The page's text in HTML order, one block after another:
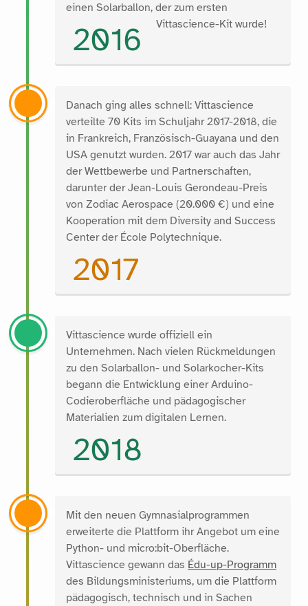
einen Solarballon, der zum ersten
Vittascience-Kit wurde!
2016
Danach ging alles schnell: Vittascience
verteilte 70 Kits im Schuljahr 2017-2018, die
in Frankreich, Französisch-Guayana und den
USA genutzt wurden. 2017 war auch das Jahr
der Wettbewerbe und Partnerschaften,
darunter der Jean-Louis Gerondeau-Preis
von Zodiac Aerospace (20.000 €) und eine
Kooperation mit dem Diversity and Success
Center der École Polytechnique.
2017
Vittascience wurde offiziell ein
Unternehmen. Nach vielen Rückmeldungen
zu den Solarballon- und Solarkocher-Kits
begann die Entwicklung einer Arduino-
Codieroberfläche und pädagogischer
Materialien zum digitalen Lernen.
2018
Mit den neuen Gymnasialprogrammen
erweiterte die Plattform ihr Angebot um eine
Python- und micro:bit-Oberfläche.
Vittascience gewann das Édu-up-Programm
des Bildungsministeriums, um die Plattform
pädagogisch, technisch und in Sachen